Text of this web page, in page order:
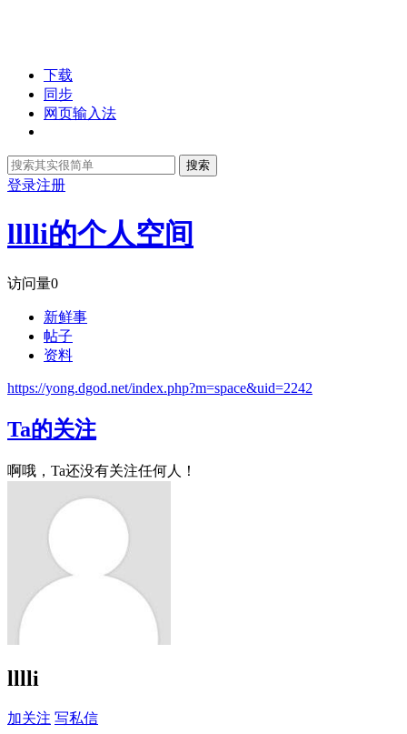
下载
同步
网页输入法
搜索
登录注册
lllli的个人空间
访问量0
新鲜事
帖子
资料
https://yong.dgod.net/index.php?m=space&uid=2242
Ta的关注
啊哦，Ta还没有关注任何人！
lllli
加关注 写私信